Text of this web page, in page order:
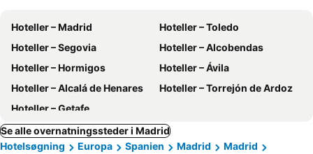
Hoteller – Madrid
Hoteller – Toledo
Hoteller – Segovia
Hoteller – Alcobendas
Hoteller – Hormigos
Hoteller – Ávila
Hoteller – Alcalá de Henares
Hoteller – Torrejón de Ardoz
Hoteller – Getafe
Se alle overnatningssteder i Madrid
Hotelsøgning
Europa Spanien Madrid
Madrid